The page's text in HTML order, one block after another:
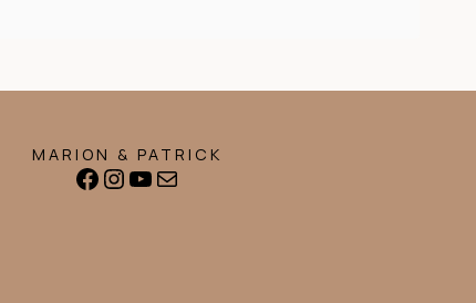
MARION & PATRICK
Facebook
Instagram
YouTube
E-Mail